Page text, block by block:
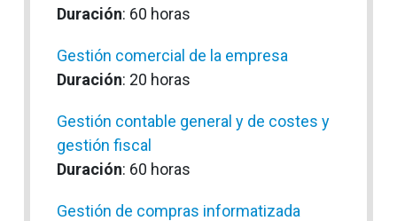
Duración: 60 horas
Gestión comercial de la empresa
Duración: 20 horas
Gestión contable general y de costes y
gestión fiscal
Duración: 60 horas
Gestión de compras informatizada